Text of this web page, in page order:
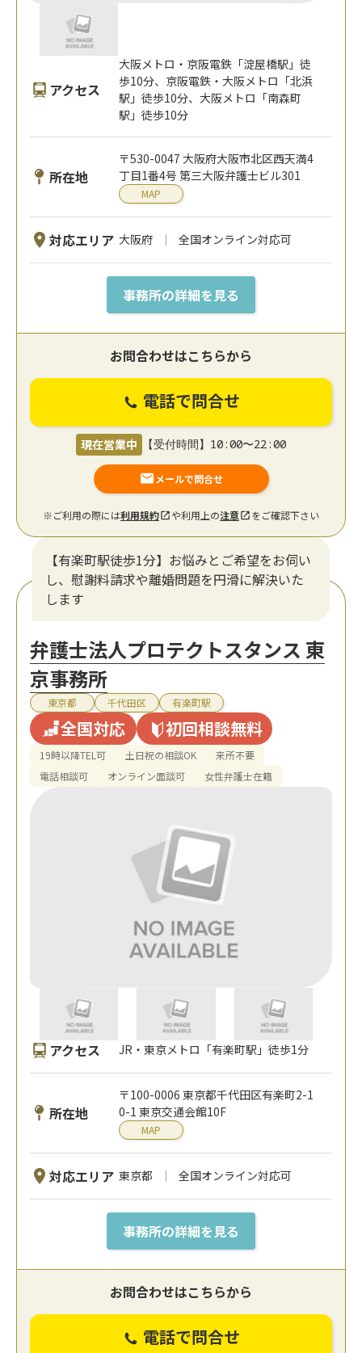
アクセス
大阪メトロ・京阪電鉄「淀屋橋駅」徒
歩10分、京阪電鉄・大阪メトロ「北浜
駅」徒歩10分、大阪メトロ「南森町
駅」徒歩10分
所在地
〒530-0047 大阪府大阪市北区西天満4
丁目1番4号 第三大阪弁護士ビル301
MAP
対応エリア 大阪府 全国オンライン対応可
事務所の詳細を見る
お問合わせはこちらから
電話で問合せ
現在営業中 【受付時間】10:00〜22:00
メールで問合せ
※ご利用の際には利用規約 や利用上の注意 をご確認下さい
【有楽町駅徒歩1分】お悩みとご希望をお伺い
し、慰謝料請求や離婚問題を円滑に解決いた
します
弁護士法人プロテクトスタンス 東
京事務所
東京都 千代田区 有楽町駅
全国対応 初回相談無料
19時以降TEL可 土日祝の相談OK
来所不要
電話相談可
オンライン面談可 女性弁護士在籍
アクセス JR・東京メトロ「有楽町駅」徒歩1分
所在地
〒100-0006 東京都千代田区有楽町2-1
0-1 東京交通会館10F
MAP
対応エリア 東京都 全国オンライン対応可
事務所の詳細を見る
お問合わせはこちらから
電話で問合せ